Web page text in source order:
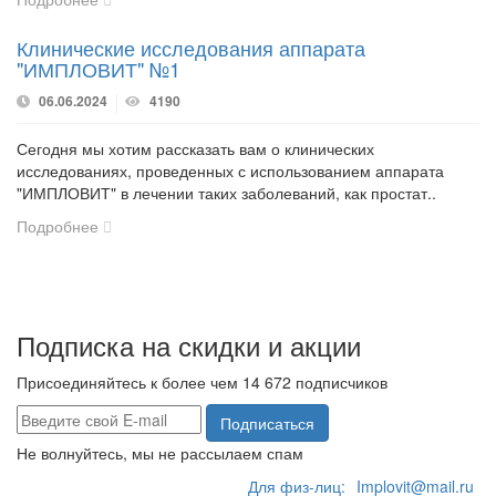
Клинические исследования аппарата
"ИМПЛОВИТ" №1
06.06.2024 4190
Сегодня мы хотим рассказать вам о клинических
исследованиях, проведенных с использованием аппарата
"ИМПЛОВИТ" в лечении таких заболеваний, как простат..
Подробнее
Подписка на скидки и акции
Присоединяйтесь к более чем 14 672 подписчиков
Подписаться
Не волнуйтесь, мы не рассылаем спам
Для физ-лиц: Implovit@mail.ru